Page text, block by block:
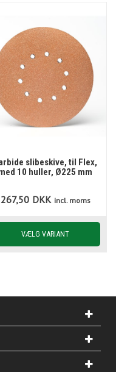
slibeskive, til Flex,
10 huller, Ø225 mm
267,50 DKK incl. moms